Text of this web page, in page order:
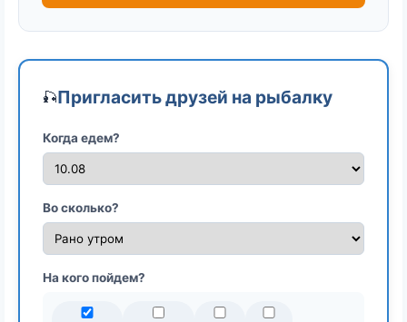
🎣Пригласить друзей на рыбалку
Когда едем?
Во сколько?
На кого пойдем?